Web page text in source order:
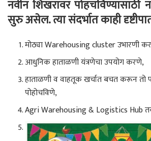
नवीन शिखरावर पोहचविण्यासाठी
सुरु असेल.त्या संदर्भात काही
मोठ्या Warehousing cluster उभारणी
आधुनिक हाताळणी यंत्रणेचा उपयोग करणे,
हाताळणी व वाहतूक खर्चात बचत करून तो
पोहोचविणे,
Agri Warehousing & Logistics Hub